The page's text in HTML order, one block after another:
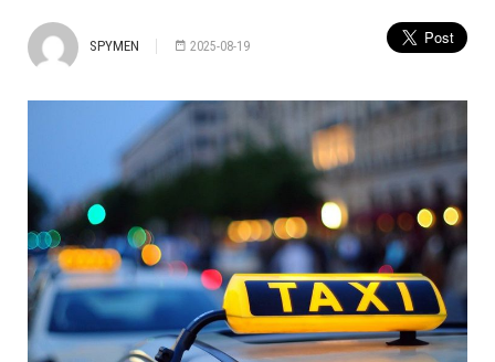
SPYMEN 2025-08-19